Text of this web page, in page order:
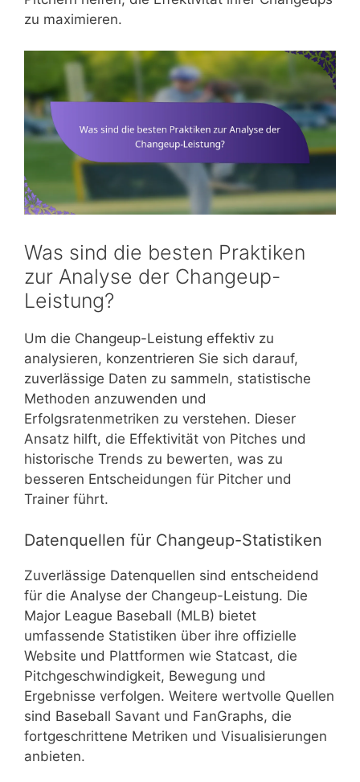
zu maximieren.
Was sind die besten Praktiken
zur Analyse der Changeup-
Leistung?
Um die Changeup-Leistung effektiv zu
analysieren, konzentrieren Sie sich darauf,
zuverlässige Daten zu sammeln, statistische
Methoden anzuwenden und
Erfolgsratenmetriken zu verstehen. Dieser
Ansatz hilft, die Effektivität von Pitches und
historische Trends zu bewerten, was zu
besseren Entscheidungen für Pitcher und
Trainer führt.
Datenquellen für Changeup-Statistiken
Zuverlässige Datenquellen sind entscheidend
für die Analyse der Changeup-Leistung. Die
Major League Baseball (MLB) bietet
umfassende Statistiken über ihre offizielle
Website und Plattformen wie Statcast, die
Pitchgeschwindigkeit, Bewegung und
Ergebnisse verfolgen. Weitere wertvolle Quellen
sind Baseball Savant und FanGraphs, die
fortgeschrittene Metriken und Visualisierungen
anbieten.